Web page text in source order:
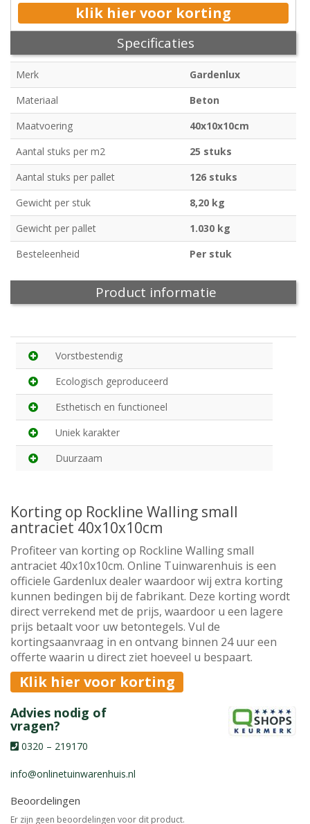
klik hier voor korting
Specificaties
Merk
Gardenlux
Materiaal
Beton
Maatvoering
40x10x10cm
Aantal stuks per m2
25 stuks
Aantal stuks per pallet
126 stuks
Gewicht per stuk
8,20 kg
Gewicht per pallet
1.030 kg
Besteleenheid
Per stuk
Product informatie
Vorstbestendig
Ecologisch geproduceerd
Esthetisch en functioneel
Uniek karakter
Duurzaam
Korting op Rockline Walling small
antraciet 40x10x10cm
Profiteer van korting op Rockline Walling small
antraciet 40x10x10cm. Online Tuinwarenhuis is een
officiele Gardenlux dealer waardoor wij extra korting
kunnen bedingen bij de fabrikant. Deze korting wordt
direct verrekend met de prijs, waardoor u een lagere
prijs betaalt voor uw betontegels. Vul de
kortingsaanvraag in en ontvang binnen 24 uur een
offerte waarin u direct ziet hoeveel u bespaart.
Klik hier voor korting
Advies nodig of
vragen?
0320 – 219170
info@onlinetuinwarenhuis.nl
Beoordelingen
Er zijn geen beoordelingen voor dit product.